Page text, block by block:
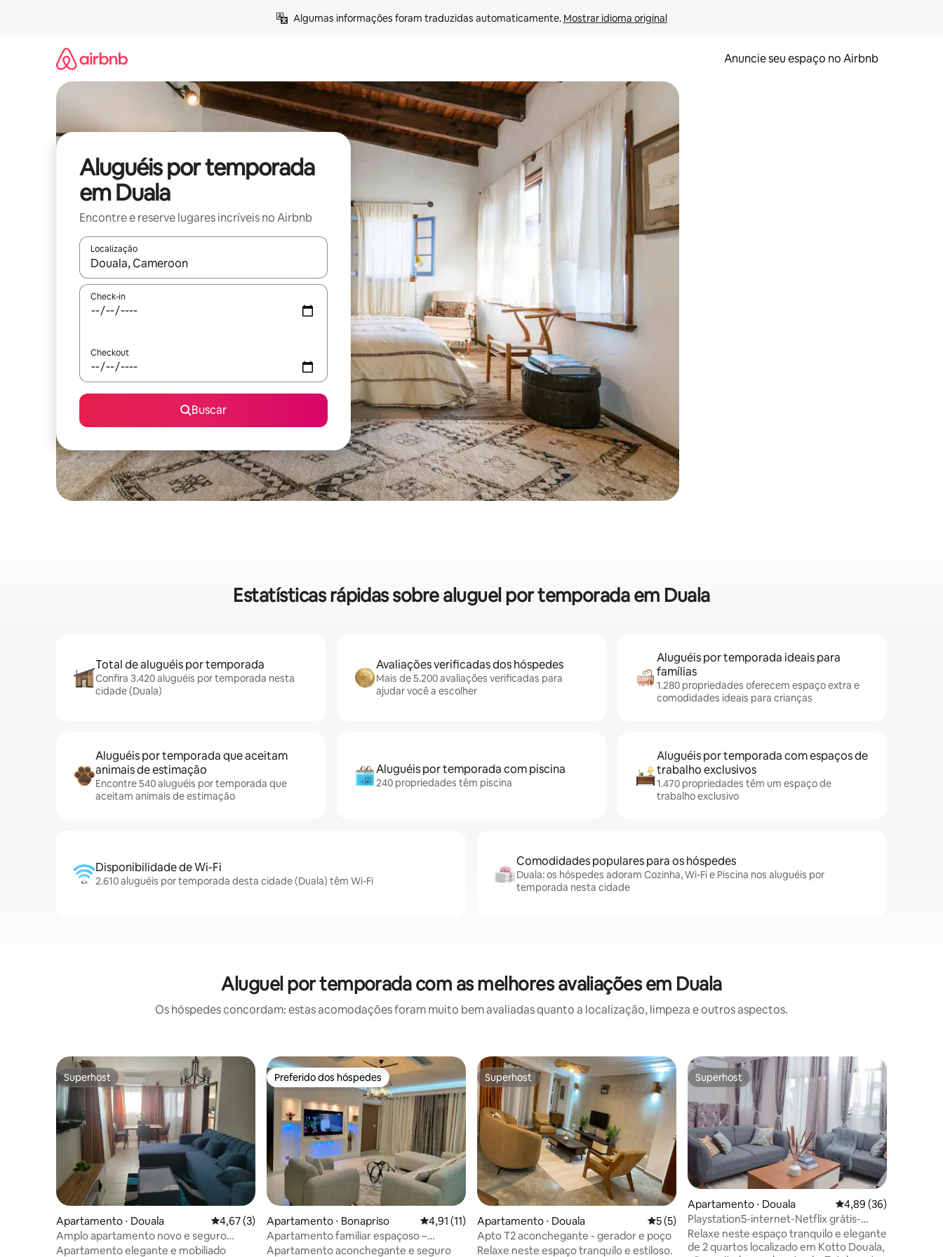
Algumas informações foram traduzidas automaticamente. Mostrar idioma original
Anuncie seu espaço no Airbnb
Aluguéis por temporada
em Duala
Encontre e reserve lugares incríveis no Airbnb
Localização
Quando os resultados estiverem disponíveis, explore-os usando as seta para cima e para baixo do teclado ou tocando e deslizando o dedo na tela.
Check-in
Checkout
Buscar
Estatísticas rápidas sobre aluguel por temporada em Duala
Total de aluguéis por temporada
Confira 3.420 aluguéis por temporada nesta
cidade (Duala)
Avaliações verificadas dos hóspedes
Mais de 5.200 avaliações verificadas para
ajudar você a escolher
Aluguéis por temporada ideais para
famílias
1.280 propriedades oferecem espaço extra e
comodidades ideais para crianças
Aluguéis por temporada que aceitam
animais de estimação
Encontre 540 aluguéis por temporada que
aceitam animais de estimação
Aluguéis por temporada com piscina
240 propriedades têm piscina
Aluguéis por temporada com espaços de
trabalho exclusivos
1.470 propriedades têm um espaço de
trabalho exclusivo
Disponibilidade de Wi-Fi
2.610 aluguéis por temporada desta cidade (Duala) têm Wi-Fi
Comodidades populares para os hóspedes
Duala: os hóspedes adoram Cozinha, Wi-Fi e Piscina nos aluguéis por
temporada nesta cidade
Aluguel por temporada com as melhores avaliações em Duala
Os hóspedes concordam: estas acomodações foram muito bem avaliadas quanto a localização, limpeza e outros aspectos.
Superhost
Superhost
Apartamento ⋅ Douala 4,67 de uma avaliação média de 5, 3 avaliações
4,67 (3)
Amplo apartamento novo e seguro
perto do aeroporto
Apartamento elegante e mobiliado
Preferido dos hóspedes
Preferido dos hóspedes
Apartamento ⋅ Bonapriso 4,91 de uma avaliação média de 5, 11 avaliações
4,91 (11)
Apartamento familiar espaçoso –
Bonapriso
Apartamento aconchegante e seguro
Superhost
Superhost
Apartamento ⋅ Douala 5 de uma avaliação média de 5, 5 avaliações
5 (5)
Apto T2 aconchegante - gerador e poço
Relaxe neste espaço tranquilo e estiloso.
Superhost
Superhost
Apartamento ⋅ Douala 4,89 de uma
4,89 (36)
Playstation5-internet-Netflix grátis-
máquina de lavar roupa
Relaxe neste espaço tranquilo e elegante
de 2 quartos localizado em Kotto Douala,